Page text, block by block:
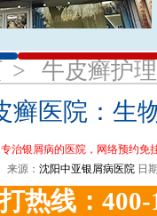
2
> 牛皮癣护理
癣医院：生
治银屑病的医院，网络预约免
来源： 沈阳中亚银屑病医院 日
热线：400-